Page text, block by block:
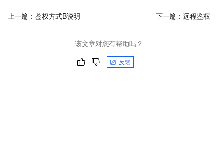
上一篇： 鉴权方式B说明 下一篇： 远程鉴权
该文章对您有帮助吗？
反馈